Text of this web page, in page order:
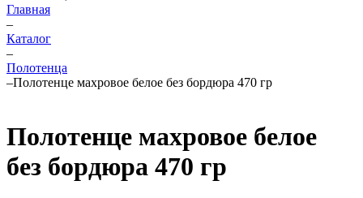
Главная
–
Каталог
–
Полотенца
–Полотенце махровое белое без бордюра 470 гр
Полотенце махровое белое
без бордюра 470 гр